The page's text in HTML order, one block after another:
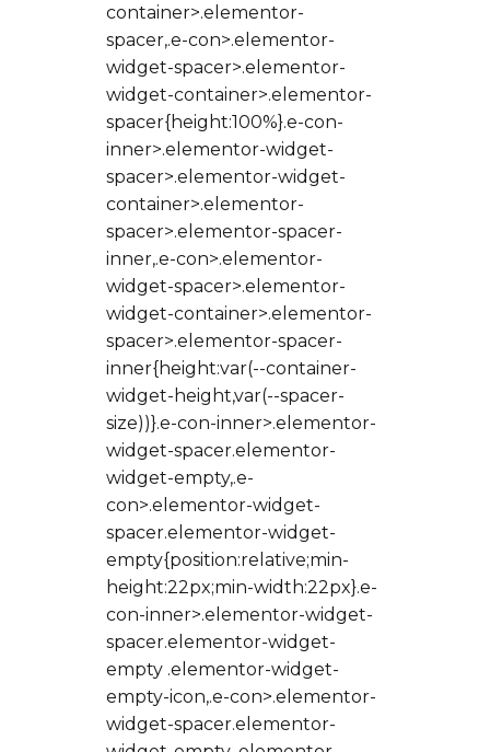
container>.elementor-
spacer,.e-con>.elementor-
widget-spacer>.elementor-
widget-container>.elementor-
spacer{height:100%}.e-con-
inner>.elementor-widget-
spacer>.elementor-widget-
container>.elementor-
spacer>.elementor-spacer-
inner,.e-con>.elementor-
widget-spacer>.elementor-
widget-container>.elementor-
spacer>.elementor-spacer-
inner{height:var(--container-
widget-height,var(--spacer-
size))}.e-con-inner>.elementor-
widget-spacer.elementor-
widget-empty,.e-
con>.elementor-widget-
spacer.elementor-widget-
empty{position:relative;min-
height:22px;min-width:22px}.e-
con-inner>.elementor-widget-
spacer.elementor-widget-
empty .elementor-widget-
empty-icon,.e-con>.elementor-
widget-spacer.elementor-